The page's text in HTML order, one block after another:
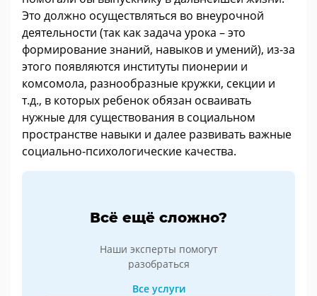
Это должно осуществляться во внеурочной
деятельности (так как задача урока – это
формирование знаний, навыков и умений), из-за
этого появляются институты пионерии и
комсомола, разнообразные кружки, секции и
т.д., в которых ребенок обязан осваивать
нужные для существования в социальном
пространстве навыки и далее развивать важные
социально-психологические качества.
Всё ещё сложно?
Наши эксперты помогут
разобраться
Все услуги